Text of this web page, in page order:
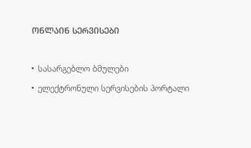
ონლაინ სერვისები
სასარგებლო ბმულები
ელექტრონული სერვისების პორტალი